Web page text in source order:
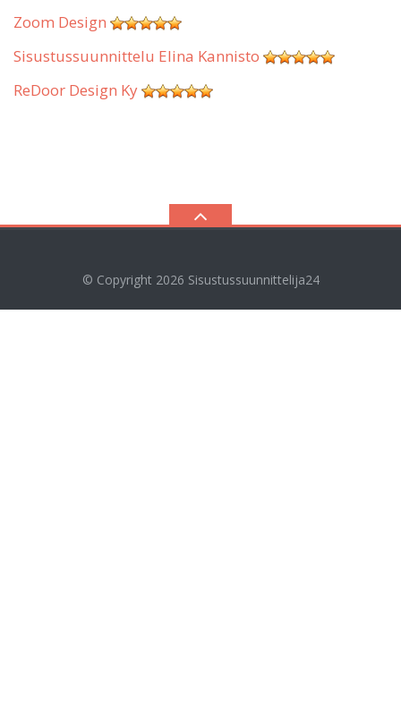
Zoom Design
Sisustussuunnittelu Elina Kannisto
ReDoor Design Ky
© Copyright 2026 Sisustussuunnittelija24